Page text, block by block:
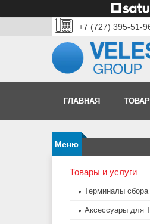
+7 (727) 395-51-
ГЛАВНАЯ
Товары и услуги
Терминалы
Аксессуары для